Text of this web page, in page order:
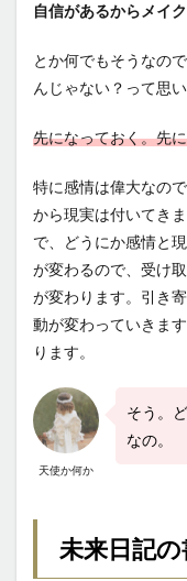
自信があるからメイ
とか何でもそうなの
んじゃない？って思い
先になっておく。先
特に感情は偉大なの
から現実は付いてき
で、どうにか感情と
が変わるので、受け
が変わります。引き
動が変わっていきま
ります。
天使か何か
そう。
なの。
未来日記